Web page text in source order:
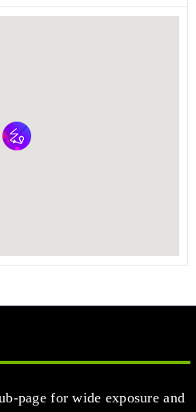
page for wide exposure and